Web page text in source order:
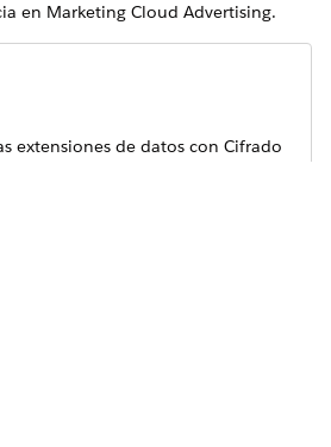
en Marketing Cloud Advertising.
extensiones de datos con Cifrado
configurar una audiencia nueva o
de datos
de la extensión de datos elegida.